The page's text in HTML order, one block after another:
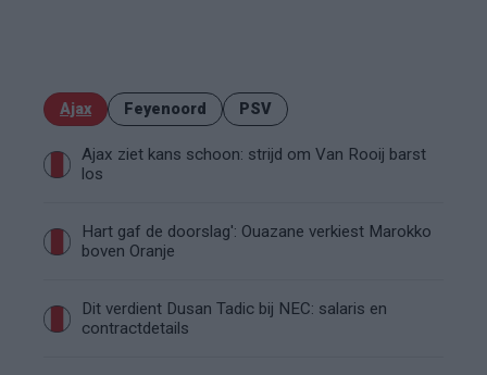
Ajax Feyenoord PSV
Ajax ziet kans schoon: strijd om Van Rooij barst
los
Hart gaf de doorslag': Ouazane verkiest Marokko
boven Oranje
Dit verdient Dusan Tadic bij NEC: salaris en
contractdetails